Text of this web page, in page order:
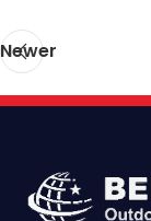
Newer